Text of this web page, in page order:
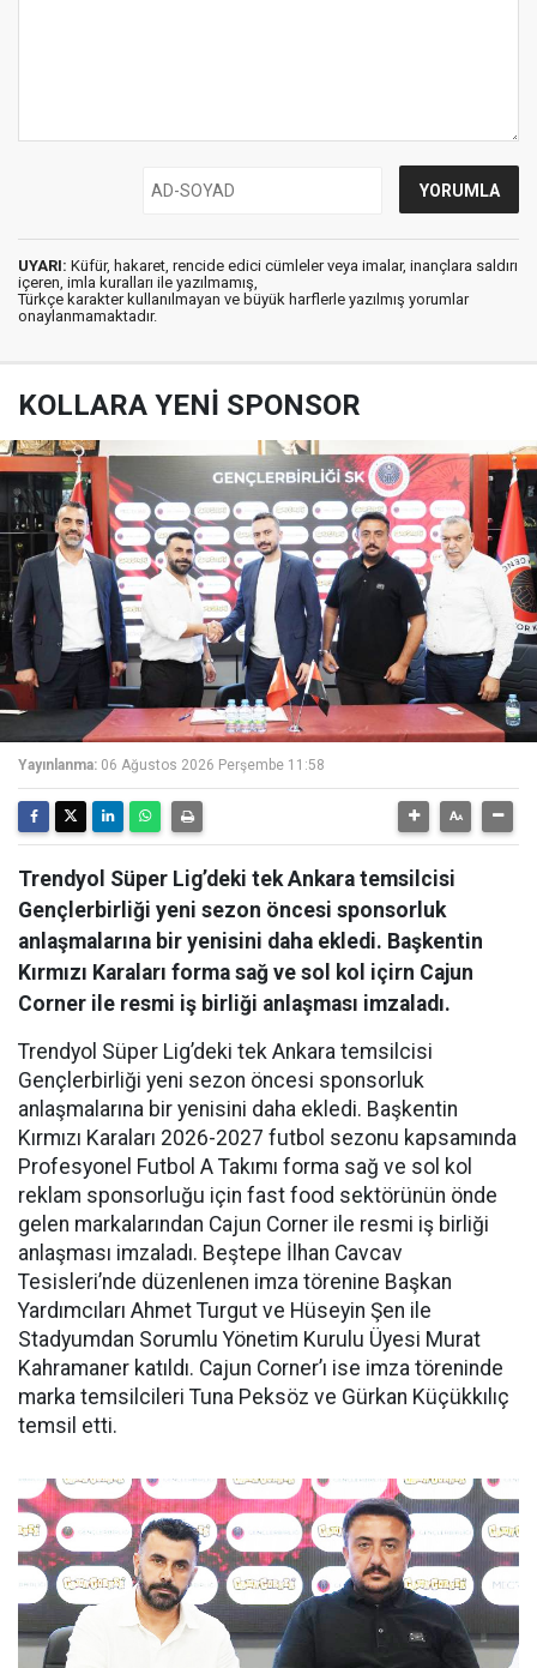
UYARI: Küfür, hakaret, rencide edici cümleler veya imalar, inançlara saldırı
içeren, imla kuralları ile yazılmamış,
Türkçe karakter kullanılmayan ve büyük harflerle yazılmış yorumlar
onaylanmamaktadır.
KOLLARA YENİ SPONSOR
Yayınlanma: 06 Ağustos 2026 Perşembe 11:58
Trendyol Süper Lig’deki tek Ankara temsilcisi
Gençlerbirliği yeni sezon öncesi sponsorluk
anlaşmalarına bir yenisini daha ekledi. Başkentin
Kırmızı Karaları forma sağ ve sol kol içirn Cajun
Corner ile resmi iş birliği anlaşması imzaladı.
Trendyol Süper Lig’deki tek Ankara temsilcisi
Gençlerbirliği yeni sezon öncesi sponsorluk
anlaşmalarına bir yenisini daha ekledi. Başkentin
Kırmızı Karaları 2026-2027 futbol sezonu kapsamında
Profesyonel Futbol A Takımı forma sağ ve sol kol
reklam sponsorluğu için fast food sektörünün önde
gelen markalarından Cajun Corner ile resmi iş birliği
anlaşması imzaladı. Beştepe İlhan Cavcav
Tesisleri’nde düzenlenen imza törenine Başkan
Yardımcıları Ahmet Turgut ve Hüseyin Şen ile
Stadyumdan Sorumlu Yönetim Kurulu Üyesi Murat
Kahramaner katıldı. Cajun Corner’ı ise imza töreninde
marka temsilcileri Tuna Peksöz ve Gürkan Küçükkılıç
temsil etti.